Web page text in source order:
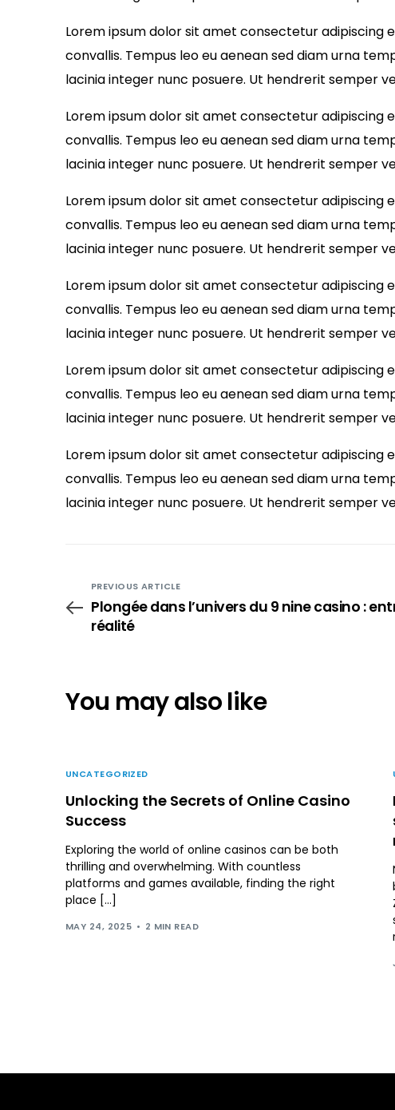
Lorem ipsum dolor sit amet consectetur adipiscing
convallis. Tempus leo eu aenean sed diam urna
lacinia integer nunc posuere. Ut hendrerit semper
Lorem ipsum dolor sit amet consectetur adipiscing
convallis. Tempus leo eu aenean sed diam urna
lacinia integer nunc posuere. Ut hendrerit semper
Lorem ipsum dolor sit amet consectetur adipiscing
convallis. Tempus leo eu aenean sed diam urna
lacinia integer nunc posuere. Ut hendrerit semper
Lorem ipsum dolor sit amet consectetur adipiscing
convallis. Tempus leo eu aenean sed diam urna
lacinia integer nunc posuere. Ut hendrerit semper
Lorem ipsum dolor sit amet consectetur adipiscing
convallis. Tempus leo eu aenean sed diam urna
lacinia integer nunc posuere. Ut hendrerit semper
Lorem ipsum dolor sit amet consectetur adipiscing
convallis. Tempus leo eu aenean sed diam urna
lacinia integer nunc posuere. Ut hendrerit semper
PREVIOUS ARTICLE
Plongée dans l’univers du 9 nine casino :
réalité
You may also like
UNCATEGORIZED
Unlocking the Secrets of Online Casino
Success
Exploring the world of online casinos can be both
thrilling and overwhelming. With countless
platforms and games available, finding the right
place […]
MAY 24, 2025 2 MIN READ